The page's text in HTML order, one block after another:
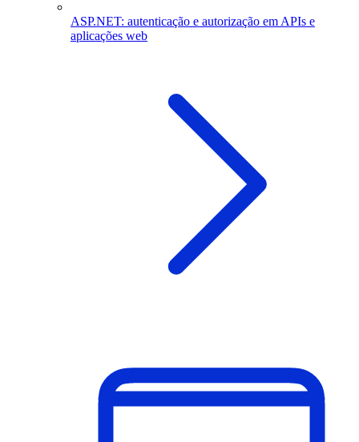
ASP.NET: autenticação e autorização em APIs e
aplicações web